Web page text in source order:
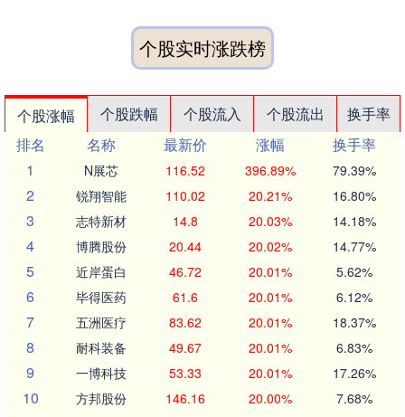
个股实时涨跌榜
个股涨幅 个股跌幅 个股流入 个股流出
换手率
排名
名称 最新价 涨幅
换手率
1
N展芯 116.52 396.89% 79.39%
2 锐翔智能 110.02 20.21% 16.80%
3 志特新材 14.8 20.03% 14.18%
4 博腾股份 20.44 20.02% 14.77%
5 近岸蛋白 46.72 20.01% 5.62%
6 毕得医药 61.6 20.01% 6.12%
7 五洲医疗 83.62 20.01% 18.37%
8 耐科装备 49.67 20.01% 6.83%
9 一博科技 53.33 20.01% 17.26%
10 方邦股份 146.16 20.00% 7.68%